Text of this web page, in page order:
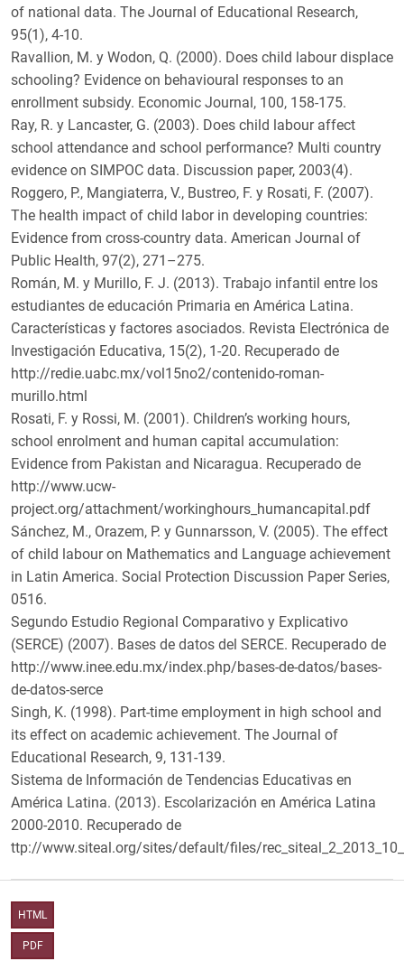
of national data. The Journal of Educational Research,
95(1), 4-10.
Ravallion, M. y Wodon, Q. (2000). Does child labour displace
schooling? Evidence on behavioural responses to an
enrollment subsidy. Economic Journal, 100, 158-175.
Ray, R. y Lancaster, G. (2003). Does child labour affect
school attendance and school performance? Multi country
evidence on SIMPOC data. Discussion paper, 2003(4).
Roggero, P., Mangiaterra, V., Bustreo, F. y Rosati, F. (2007).
The health impact of child labor in developing countries:
Evidence from cross-country data. American Journal of
Public Health, 97(2), 271–275.
Román, M. y Murillo, F. J. (2013). Trabajo infantil entre los
estudiantes de educación Primaria en América Latina.
Características y factores asociados. Revista Electrónica de
Investigación Educativa, 15(2), 1-20. Recuperado de
http://redie.uabc.mx/vol15no2/contenido-roman-
murillo.html
Rosati, F. y Rossi, M. (2001). Children’s working hours,
school enrolment and human capital accumulation:
Evidence from Pakistan and Nicaragua. Recuperado de
http://www.ucw-
project.org/attachment/workinghours_humancapital.pdf
Sánchez, M., Orazem, P. y Gunnarsson, V. (2005). The effect
of child labour on Mathematics and Language achievement
in Latin America. Social Protection Discussion Paper Series,
0516.
Segundo Estudio Regional Comparativo y Explicativo
(SERCE) (2007). Bases de datos del SERCE. Recuperado de
http://www.inee.edu.mx/index.php/bases-de-datos/bases-
de-datos-serce
Singh, K. (1998). Part-time employment in high school and
its effect on academic achievement. The Journal of
Educational Research, 9, 131-139.
Sistema de Información de Tendencias Educativas en
América Latina. (2013). Escolarización en América Latina
2000-2010. Recuperado de
ttp://www.siteal.org/sites/default/files/
HTML
PDF